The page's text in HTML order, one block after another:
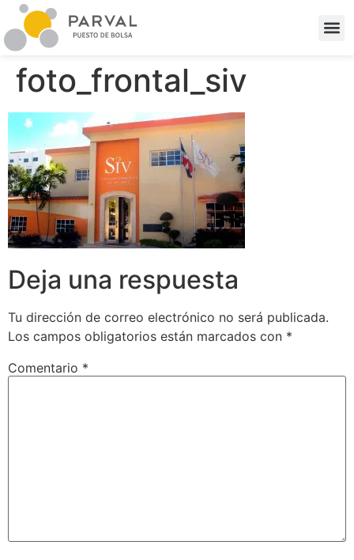
foto_frontal_siv
Deja una respuesta
Tu dirección de correo electrónico no será publicada.
Los campos obligatorios están marcados con *
Comentario *